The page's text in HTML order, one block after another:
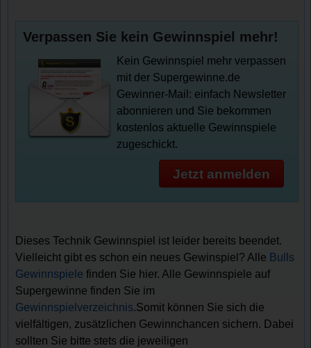
Verpassen Sie kein Gewinnspiel mehr!
Kein Gewinnspiel mehr verpassen
mit der Supergewinne.de
Gewinner-Mail: einfach Newsletter
abonnieren und Sie bekommen
kostenlos aktuelle Gewinnspiele
zugeschickt.
Jetzt anmelden
Dieses Technik Gewinnspiel ist leider bereits beendet.
Vielleicht gibt es schon ein neues Gewinspiel? Alle Bulls
Gewinnspiele finden Sie hier. Alle Gewinnspiele auf
Supergewinne finden Sie im
Gewinnspielverzeichnis.Somit können Sie sich die
vielfältigen, zusätzlichen Gewinnchancen sichern. Dabei
sollten Sie bitte stets die jeweiligen